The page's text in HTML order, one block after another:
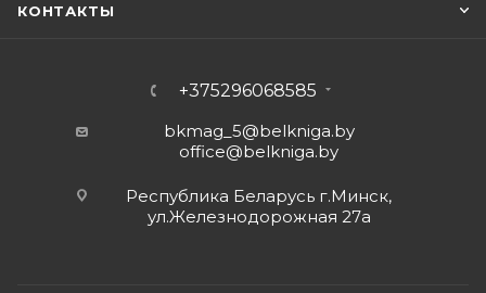
КОНТАКТЫ
+375296068585
bkmag_5@belkniga.by
office@belkniga.by
Республика Беларусь г.Минск,
ул.Железнодорожная 27а